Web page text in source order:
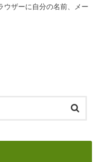
ウザーに自分の名前、メー